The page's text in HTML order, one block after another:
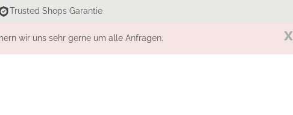
Trusted Shops Garantie
x
wir uns sehr gerne um alle Anfragen.